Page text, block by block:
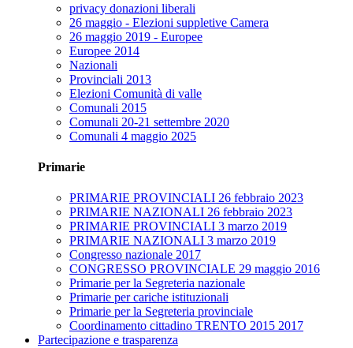
privacy donazioni liberali
26 maggio - Elezioni suppletive Camera
26 maggio 2019 - Europee
Europee 2014
Nazionali
Provinciali 2013
Elezioni Comunità di valle
Comunali 2015
Comunali 20-21 settembre 2020
Comunali 4 maggio 2025
Primarie
PRIMARIE PROVINCIALI 26 febbraio 2023
PRIMARIE NAZIONALI 26 febbraio 2023
PRIMARIE PROVINCIALI 3 marzo 2019
PRIMARIE NAZIONALI 3 marzo 2019
Congresso nazionale 2017
CONGRESSO PROVINCIALE 29 maggio 2016
Primarie per la Segreteria nazionale
Primarie per cariche istituzionali
Primarie per la Segreteria provinciale
Coordinamento cittadino TRENTO 2015 2017
Partecipazione e trasparenza